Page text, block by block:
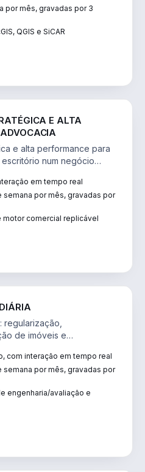
por mês, gravadas por 3
QGIS e SiCAR
E ALTA
e alta performance para
num negócio
em tempo real
semana por mês, gravadas por
comercial replicável
regularização,
de imóveis e
com interação em tempo real
semana por mês, gravadas por
engenharia/avaliação e